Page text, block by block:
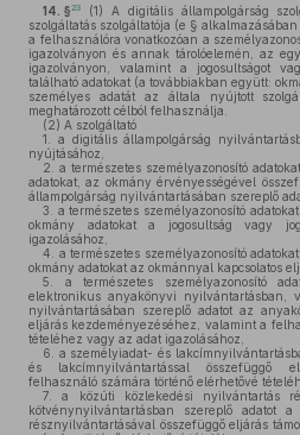
14. §23 (1) A digitális állampolgárság
szolgáltatás szolgáltatója (e §
a felhasználóra vonatkozóan a
igazolványon és annak tárolóelemén, az
igazolványon, valamint a jogosultságot
található adatokat (a továbbiakban együtt:
személyes adatát az általa nyújtott
meghatározott célból felhasználja.
(2) A szolgáltató
1.
a digitális állampolgárság
nyújtásához,
2.
a természetes személyazonosító
adatokat, az okmány érvényességével
állampolgárság nyilvántartásában szereplő
3.
a természetes személyazonosító
okmány adatokat a jogosultság vagy
igazolásához,
4.
a természetes személyazonosító
okmány adatokat az okmánnyal kapcsolatos
5.
a természetes személyazonosító
elektronikus anyakönyvi nyilvántartásban,
nyilvántartásában szereplő adatot az
eljárás kezdeményezéséhez, valamint a
tételéhez vagy az adat igazolásához,
6.
a személyiadat- és
és lakcímnyilvántartással összefüggő
felhasználó számára történő elérhetővé
7.
a közúti közlekedési nyilvántartás
kötvénynyilvántartásban szereplő adatot
résznyilvántartásával összefüggő eljárás